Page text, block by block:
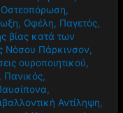
Οστεοπόρωση,
, Οφέλη, Παγετός,
βίας κατά των
Νόσου Πάρκινσον,
ουροποιητικού,
, Πανικός,
,
Αντίληψη,